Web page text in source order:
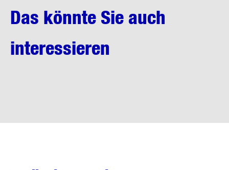
Das könnte Sie auch
interessieren